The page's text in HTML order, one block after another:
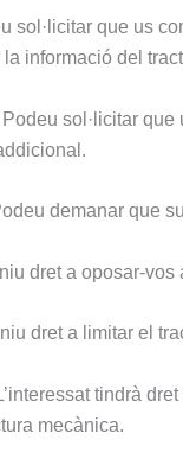
sol·licitar que us
informació del
sol·licitar
demanar que
dret a oposar-
dret a limitar el
tindrà
mecànica.